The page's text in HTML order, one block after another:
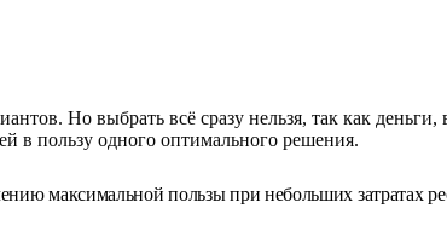
Но выбрать всё сразу нельзя, так как деньги,
в пользу одного оптимального решения.
максимальной пользы при небольших затратах